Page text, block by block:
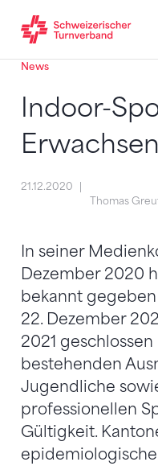
Zum Inhalt springen
Zur Sitemap navigieren
Zum Navigieren dieser
News
Indoor-
21.12.2020
Thomas
In seiner
Dezember 2020
bekannt
22. Dezember
2021
bestehenden
Jugendliche
professionellen
Gültigkeit.